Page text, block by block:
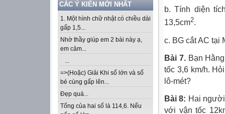
CÁC Ý KIẾN MỚI NHẤT
1. Một hình chữ nhật có chiều dài
gấp 1,5...
Nhờ thầy giúp em 2 bài này ạ,
em cảm...
...
=>(Hoặc) Giải Khi số lớn và số
bé cùng gấp lên...
Đẹp quá...
Tổng của hai số là 114,6. Nếu
b. Tính diện
13,5cm2.
c. BG cắt AC tại
Bài 7. Bạn
tốc 3,6 km/h.
lô-mét?
Bài 8: Hai
với vận tốc